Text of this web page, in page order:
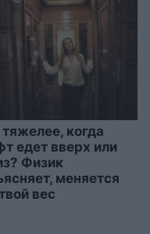
когда
едет вверх или
Физик
меняется
вес